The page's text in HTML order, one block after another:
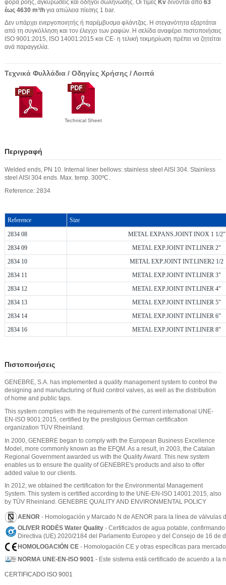
φορά ροής, αγκυρώσεις και οδηγοί σωλήνωσης. Οι τιμές Kv δίνονται από 63
έως 4630 m³/h για απώλεια πίεσης 1 bar.
Δεν υπάρχει ενεργοποιητής ή παρέμβυσμα φλάντζας. Η στεγανότητα εξαρτάται
από τη συγκόλληση και τον έλεγχο των ραφών. Η σελίδα αναφέρει πιστοποιήσεις
ISO 9001:2015, ISO 14001:2015 και CE· η τελική τεκμηρίωση πρέπει να ζητείται
ανά παραγγελία.
Τεχνικά Φυλλάδια / Οδηγίες Χρήσης / Λοιπά
Technical Sheet
Περιγραφή
Welded ends, PN 10. Internal liner bellows: stainless steel AISI 304. Stainless
steel AISI 304 ends. Max. temp. 300ºC.
Reference: 2834
Reference
Size
2834 08
METAL EXPANS.JOINT INOX 1 1/2"
2834 09
METAL EXP.JOINT INT.LINER 2"
2834 10
METAL EXP.JOINT INT.LINER2 1/2
2834 11
METAL EXP.JOINT INT.LINER 3"
2834 12
METAL EXP.JOINT INT.LINER 4"
2834 13
METAL EXP.JOINT INT.LINER 5"
2834 14
METAL EXP.JOINT INT.LINER 6"
2834 16
METAL EXP.JOINT INT.LINER 8"
Πιστοποιήσεις
GENEBRE, S.A. has implemented a quality management system to control the
designing and manufacturing of fluid control valves, as well as the distribution
of home and public taps.
This system complies with the requirements of the current international UNE-
EN-ISO 9001:2015, certified by the prestigious German certification
organization TÜV Rheinland.
In 2000, GENEBRE began to comply with the European Business Excellence
Model, more commonly known as the EFQM. As a result, in 2003, the Catalan
Regional Government awarded us with the Quality Award. This new system
enables us to ensure the quality of GENEBRE's products and also to offer
added value to our clients.
In 2012, we obtained the certification for the Environmental Management
System. This system is certified according to the UNE-EN-ISO 14001:2015, also
by TÜV Rheinland. GENEBRE QUALITY AND ENVIRONMENTAL POLICY
AENOR - Homologación y Marcado N de AENOR para la línea de válvulas
OLIVER RODÉS Water Quality - Certificados de agua potable,
Directiva (UE) 2020/2184 del Parlamento Europeo y del Consejo de 16
HOMOLOGACIÓN CE - Homologación CE y otras específicas para
NORMA UNE-EN-ISO 9001 - Este sistema está certificado de acuerdo a la
CERTIFICADO ISO 9001